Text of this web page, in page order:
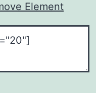
Element